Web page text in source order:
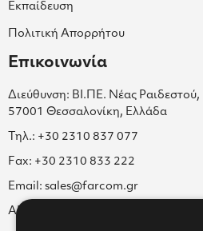
Εκπαίδευση
Πολιτική Απορρήτου
Επικοινωνία
Διεύθυνση: ΒΙ.ΠΕ. Νέας Ραιδεστού,
57001 Θεσσαλονίκη, Ελλάδα
Τηλ.: +30 2310 837 077
Fax: +30 2310 833 222
Email: sales@farcom.gr
ΑΡ.Γ.Ε.ΜΗ. 038365205000